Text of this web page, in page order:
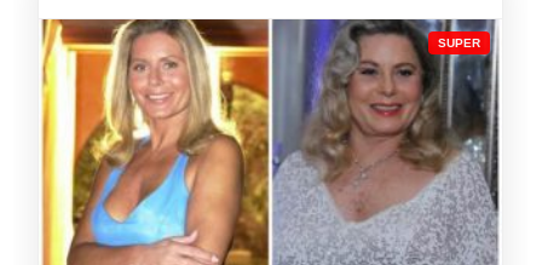
SUPER